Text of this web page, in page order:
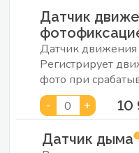
Датчик
Датчик движения
Регистрирует
фото при
-
0 + 10
Датчик дыма